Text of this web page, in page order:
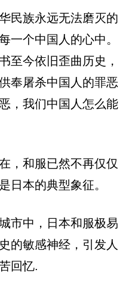
民族永远无法磨灭的
一个中国人的心中。
至今依旧歪曲历史，
奉屠杀中国人的罪恶
，我们中国人怎么能
，和服已然不再仅仅
日本的典型象征。
市中，日本和服极易
的敏感神经，引发人
回忆.